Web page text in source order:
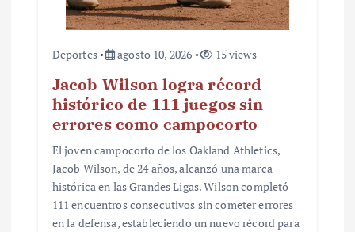
Deportes agosto 10, 2026 15 views
Jacob Wilson logra récord
histórico de 111 juegos sin
errores como campocorto
El joven campocorto de los Oakland Athletics,
Jacob Wilson, de 24 años, alcanzó una marca
histórica en las Grandes Ligas. Wilson completó
111 encuentros consecutivos sin cometer errores
en la defensa, estableciendo un nuevo récord para